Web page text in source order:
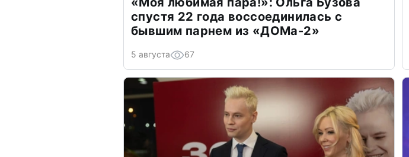
спустя 22 года воссоединилась с
бывшим парнем из «ДОМа-2»
5 августа 67